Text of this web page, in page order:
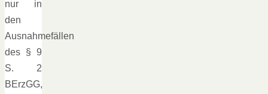
nur in
den
Ausnahmefällen
des § 9
S. 2
BErzGG,